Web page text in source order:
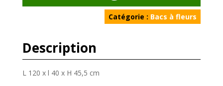
Catégorie : Bacs à fleurs
Description
L 120 x l 40 x H 45,5 cm